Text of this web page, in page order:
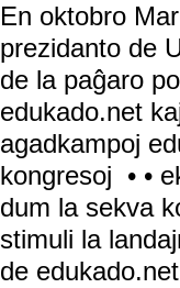
En oktobro
prezidanto de
de la paĝaro
edukado.net
agadkampoj
kongresoj • •
dum la sekva
stimuli la
de